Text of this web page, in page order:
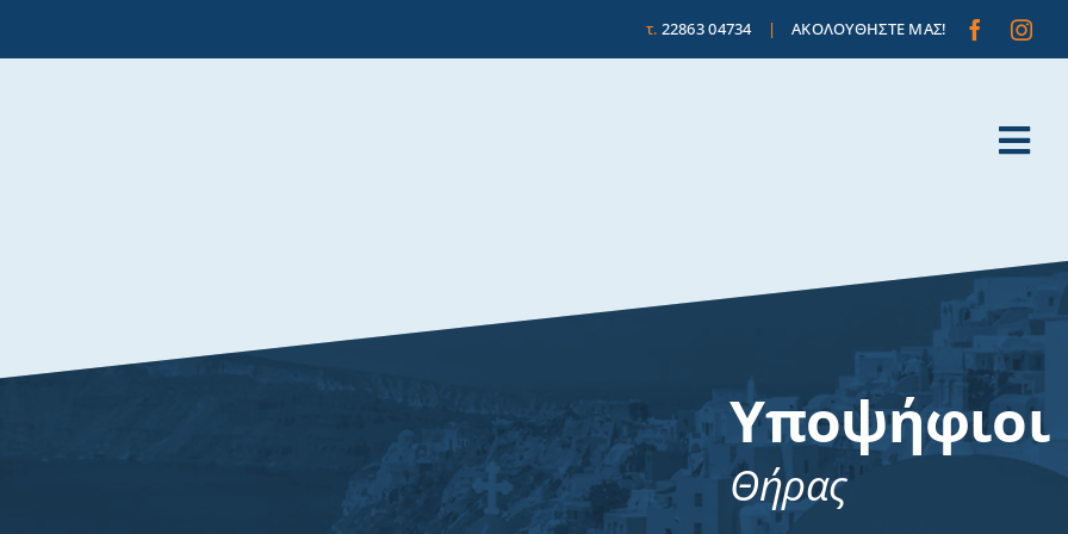
τ. 22863 04734 |ΑΚΟΛΟΥΘΗΣΤΕ ΜΑΣ!
Υποψήφιοι
Θήρας